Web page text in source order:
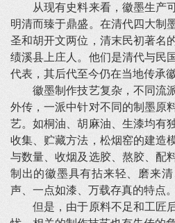
从现有史料来看，徽墨生产可
明清而臻于鼎盛。在清代四大制
圣和胡开文两位，清末民初著名
绩溪县上庄人。他们是清代与民
代表，其后代至今仍在当地传承
徽墨制作技艺复杂，不同流派
外传，一派中针对不同的制墨原
艺。如桐油、胡麻油、生漆均有
收集、贮藏方法，松烟窑的建造
与数量、收烟及选胶、熬胶、配
制出的徽墨具有拈来轻、磨来
声、一点如漆、万载存真的特点。
但是，由于原料不足和工匠